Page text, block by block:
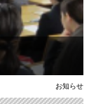
お知らせ